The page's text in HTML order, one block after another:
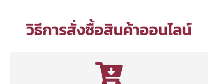
วิธีการสั่งซื้อสินค้าออนไลน์